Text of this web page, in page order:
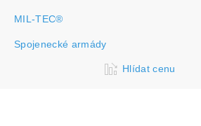
MIL-TEC®
Spojenecké armády
Hlídat cenu